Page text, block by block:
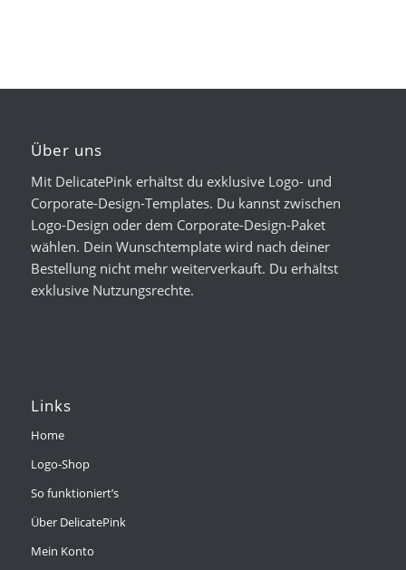
Über uns
Mit DelicatePink erhältst du exklusive Logo- und
Corporate-Design-Templates. Du kannst zwischen
Logo-Design oder dem Corporate-Design-Paket
wählen. Dein Wunschtemplate wird nach deiner
Bestellung nicht mehr weiterverkauft. Du erhältst
exklusive Nutzungsrechte.
Links
Home
Logo-Shop
So funktioniert’s
Über DelicatePink
Mein Konto